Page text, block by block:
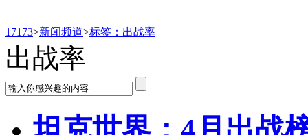
17173>新闻频道>标签：出战率
出战率